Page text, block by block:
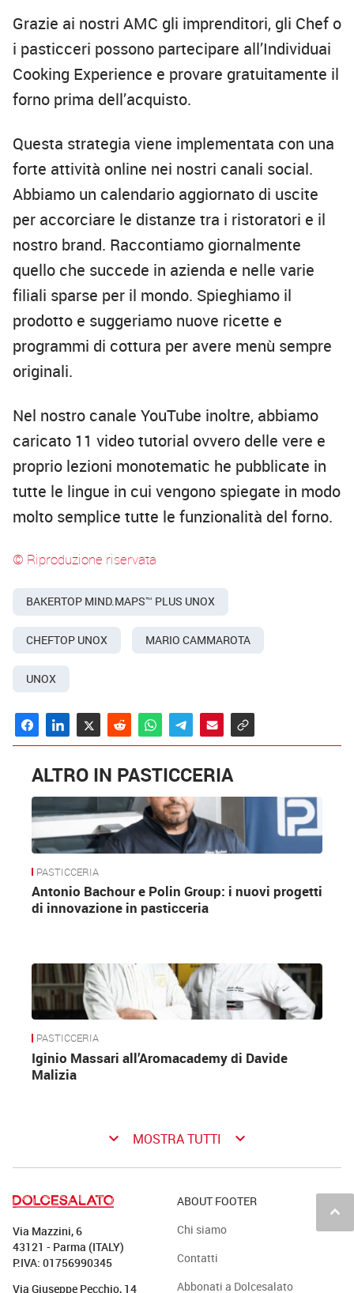
Grazie ai nostri AMC gli imprenditori, gli Chef o
i pasticceri possono partecipare all’Individuai
Cooking Experience e provare gratuitamente il
forno prima dell’acquisto.
Questa strategia viene implementata con una
forte attività online nei nostri canali social.
Abbiamo un calendario aggiornato di uscite
per accorciare le distanze tra i ristoratori e il
nostro brand. Raccontiamo giornalmente
quello che succede in azienda e nelle varie
filiali sparse per il mondo. Spieghiamo il
prodotto e suggeriamo nuove ricette e
programmi di cottura per avere menù sempre
originali.
Nel nostro canale YouTube inoltre, abbiamo
caricato 11 video tutorial ovvero delle vere e
proprio lezioni monotematic he pubblicate in
tutte le lingue in cui vengono spiegate in modo
molto semplice tutte le funzionalità del forno.
© Riproduzione riservata
BAKERTOP MIND.MAPS™ PLUS UNOX
CHEFTOP UNOX MARIO CAMMAROTA
UNOX
ALTRO IN PASTICCERIA
PASTICCERIA
Antonio Bachour e Polin Group: i nuovi progetti
di innovazione in pasticceria
PASTICCERIA
Iginio Massari all’Aromacademy di Davide
Malizia
keyboard_arrow_down MOSTRA TUTTI keyboard_arrow_down
keyboard_arrow_up
Via Mazzini, 6
43121 - Parma (ITALY)
P.IVA: 01756990345
Via Giuseppe Pecchio, 14
ABOUT FOOTER
Chi siamo
Contatti
Abbonati a Dolcesalato